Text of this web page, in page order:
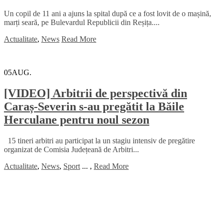
Un copil de 11 ani a ajuns la spital după ce a fost lovit de o mașină,
marți seară, pe Bulevardul Republicii din Reșița....
Actualitate, News Read More
05AUG.
[VIDEO] Arbitrii de perspectivă din
Caraș-Severin s-au pregătit la Băile
Herculane pentru noul sezon
15 tineri arbitri au participat la un stagiu intensiv de pregătire
organizat de Comisia Județeană de Arbitri...
Actualitate, News, Sport ... , Read More